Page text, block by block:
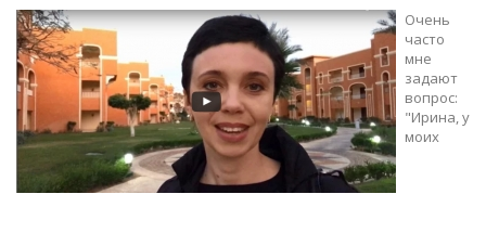
Очень
часто
мне
задают
вопрос:
"Ирина, у
моих